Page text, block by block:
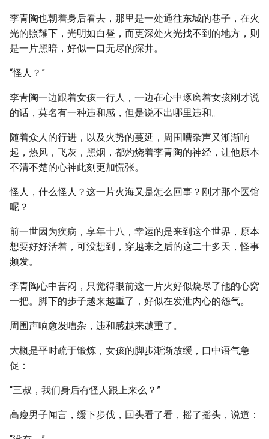
李青陶也朝着身后看去，那里是一处通往东城的巷子，在火
光的照耀下，光明如白昼，而更深处火光找不到的地方，则
是一片黑暗，好似一口无尽的深井。
“怪人？”
李青陶一边跟着女孩一行人，一边在心中琢磨着女孩刚才说
的话，莫名有一种违和感，但是说不出哪里违和。
随着众人的行进，以及火势的蔓延，周围嘈杂声又渐渐响
起，热风，飞灰，黑烟，都灼烧着李青陶的神经，让他原本
不清不楚的心神此刻更加慌张。
怪人，什么怪人？这一片火海又是怎么回事？刚才那个医馆
呢？
前一世因为疾病，享年十八，幸运的是来到这个世界，原本
想要好好活着，可没想到，穿越来之后的这二十多天，怪事
频发。
李青陶心中苦闷，只觉得眼前这一片火好似烧尽了他的心窝
一把。脚下的步子越来越重了，好似在发泄内心的怨气。
周围声响愈发嘈杂，违和感越来越重了。
大概是平时疏于锻炼，女孩的脚步渐渐放缓，口中语气急
促：
“三叔，我们身后有怪人跟上来么？”
高瘦男子闻言，缓下步伐，回头看了看，摇了摇头，说道：